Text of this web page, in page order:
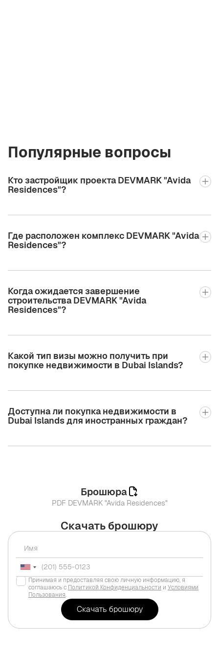
Популярные вопросы
Кто застройщик проекта DEVMARK "Avida
Residences"?
Где расположен комплекс DEVMARK "Avida
Residences"?
Когда ожидается завершение
строительства DEVMARK "Avida
Residences"?
Какой тип визы можно получить при
покупке недвижимости в Dubai Islands?
Доступна ли покупка недвижимости в
Dubai Islands для иностранных граждан?
Скачать брошюру
Принимая и предоставляя свою личную информацию, я
соглашаюсь с Политикой Конфиденциальности и Условиями
Пользования.
Брошюра
PDF DEVMARK "Avida Residences"